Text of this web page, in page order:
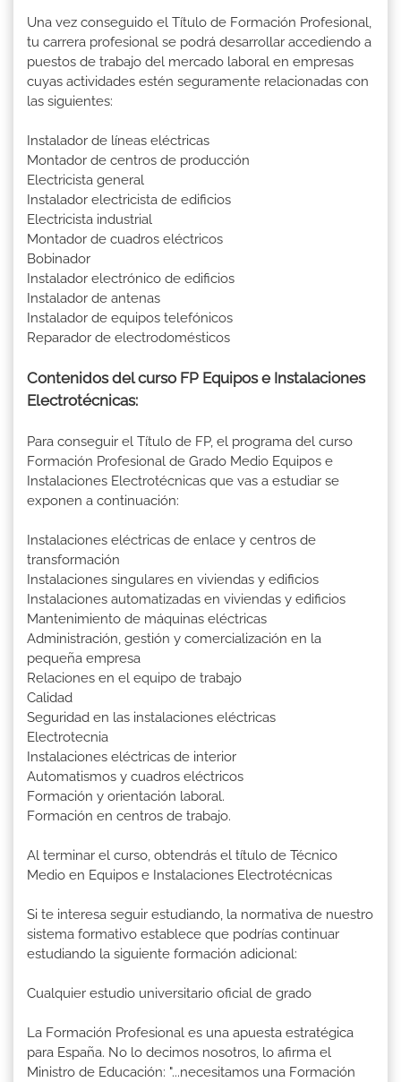
Una vez conseguido el Título de Formación Profesional,
tu carrera profesional se podrá desarrollar accediendo a
puestos de trabajo del mercado laboral en empresas
cuyas actividades estén seguramente relacionadas con
las siguientes:
Instalador de líneas eléctricas
Montador de centros de producción
Electricista general
Instalador electricista de edificios
Electricista industrial
Montador de cuadros eléctricos
Bobinador
Instalador electrónico de edificios
Instalador de antenas
Instalador de equipos telefónicos
Reparador de electrodomésticos
Contenidos del curso FP Equipos e Instalaciones
Electrotécnicas:
Para conseguir el Título de FP, el programa del curso
Formación Profesional de Grado Medio Equipos e
Instalaciones Electrotécnicas que vas a estudiar se
exponen a continuación:
Instalaciones eléctricas de enlace y centros de
transformación
Instalaciones singulares en viviendas y edificios
Instalaciones automatizadas en viviendas y edificios
Mantenimiento de máquinas eléctricas
Administración, gestión y comercialización en la
pequeña empresa
Relaciones en el equipo de trabajo
Calidad
Seguridad en las instalaciones eléctricas
Electrotecnia
Instalaciones eléctricas de interior
Automatismos y cuadros eléctricos
Formación y orientación laboral.
Formación en centros de trabajo.
Al terminar el curso, obtendrás el título de Técnico
Medio en Equipos e Instalaciones Electrotécnicas
Si te interesa seguir estudiando, la normativa de nuestro
sistema formativo establece que podrías continuar
estudiando la siguiente formación adicional:
Cualquier estudio universitario oficial de grado
La Formación Profesional es una apuesta estratégica
para España. No lo decimos nosotros, lo afirma el
Ministro de Educación: "...necesitamos una Formación